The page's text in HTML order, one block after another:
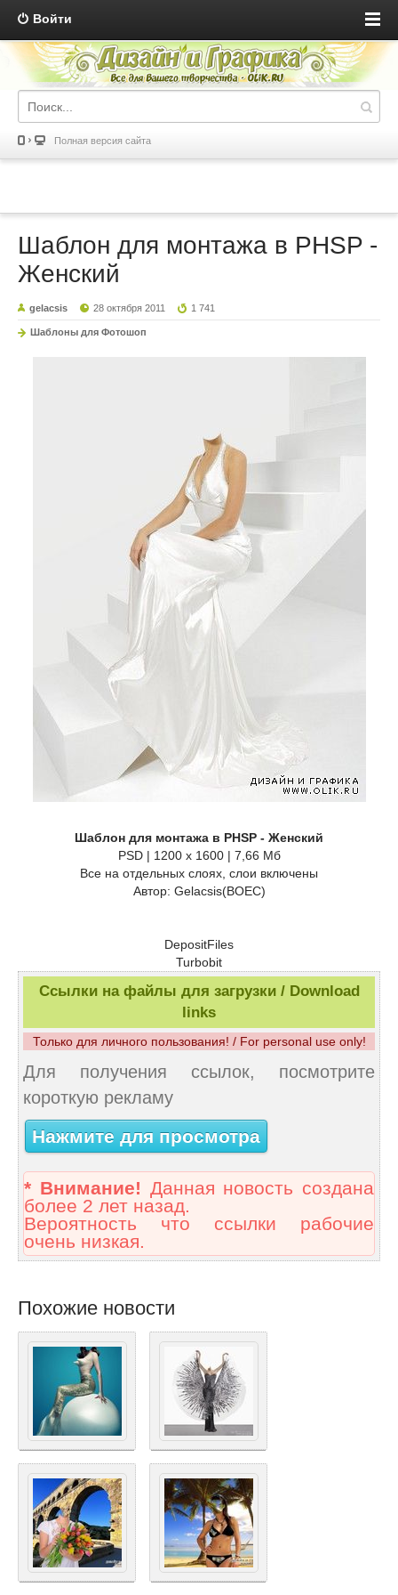
Войти
Полная версия сайта
Шаблон для монтажа в PHSP -
Женский
gelacsis 28 октября 2011 1 741
Шаблоны для Фотошоп
Шаблон для монтажа в PHSP - Женский
PSD | 1200 x 1600 | 7,66 Мб
Все на отдельных слоях, слои включены
Автор: Gelacsis(BOEC)
DepositFiles
Turbobit
Ссылки на файлы для загрузки / Download
links
Только для личного пользования! / For personal use only!
Для получения ссылок, посмотрите
короткую рекламу
Нажмите для просмотра
* Внимание! Данная новость создана
более 2 лет назад.
Вероятность что ссылки рабочие
очень низкая.
Похожие новости